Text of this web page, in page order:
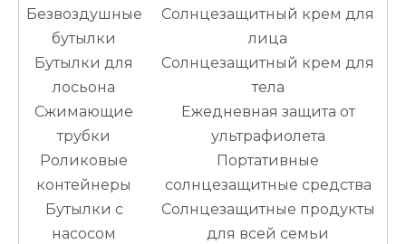
Безвоздушные
бутылки
Солнцезащитный крем для
лица
Бутылки для
лосьона
Солнцезащитный крем для
тела
Сжимающие
трубки
Ежедневная защита от
ультрафиолета
Роликовые
контейнеры
Портативные
солнцезащитные средства
Бутылки с
насосом
Солнцезащитные продукты
для всей семьи